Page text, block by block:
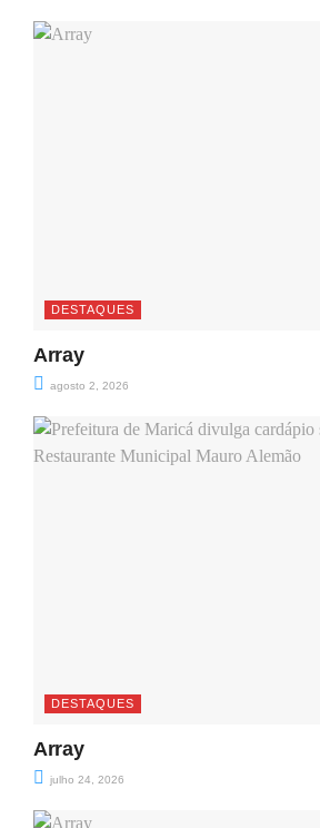
DESTAQUES
Array
agosto 2, 2026
DESTAQUES
Array
julho 24, 2026